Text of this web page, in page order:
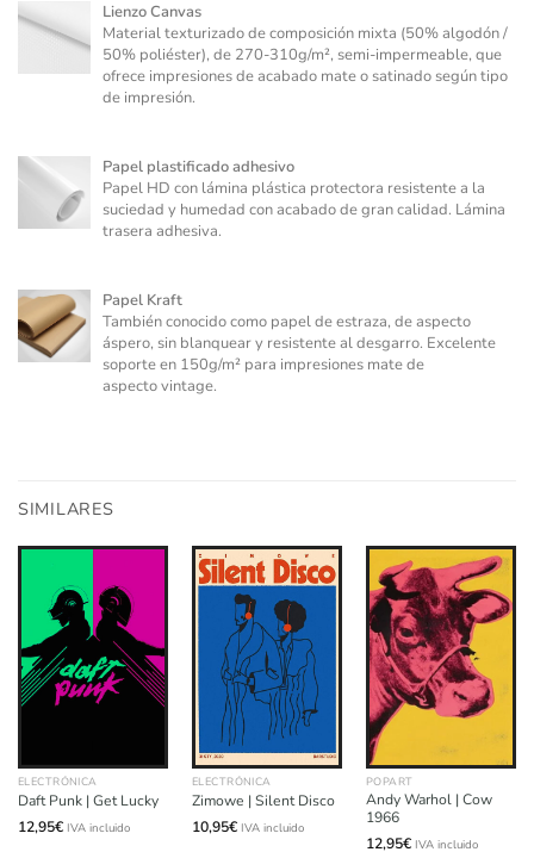
Lienzo Canvas
Material texturizado de composición mixta (50% algodón /
50% poliéster), de 270-310g/m², semi-impermeable, que
ofrece impresiones de acabado mate o satinado según tipo
de impresión.
Papel plastificado adhesivo
Papel HD con lámina plástica protectora resistente a la
suciedad y humedad con acabado de gran calidad. Lámina
trasera adhesiva.
Papel Kraft
También conocido como papel de estraza, de aspecto
áspero, sin blanquear y resistente al desgarro. Excelente
soporte en 150g/m² para impresiones mate de
aspecto vintage.
SIMILARES
ELECTRÓNICA
Daft Punk | Get Lucky
12,95€ IVA incluido
ELECTRÓNICA
Zimowe | Silent Disco
10,95€ IVA incluido
POPART
Andy Warhol | Cow
1966
12,95€ IVA incluido